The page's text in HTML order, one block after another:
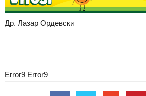
Др. Лазар Ордевски
Error9 Error9